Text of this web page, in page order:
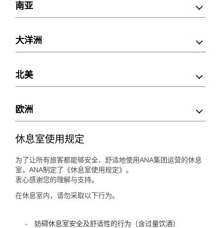
南亚
大洋洲
北美
欧洲
休息室使用规定
为了让所有旅客都能够安全、舒适地使用ANA集团运营的休息
室，ANA制定了《休息室使用规定》。
衷心感谢您的理解与支持。
在休息室内，请勿采取以下行为。
妨碍休息室安全及舒适性的行为（含过量饮酒）